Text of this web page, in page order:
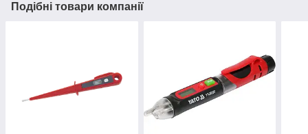
Подібні товари компанії